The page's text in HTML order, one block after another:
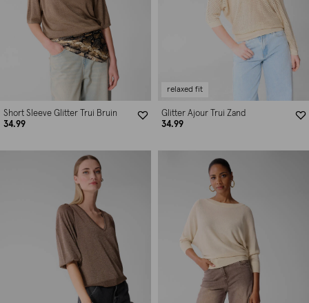
Short Sleeve Glitter Trui Bruin
34.99
relaxed fit
Glitter Ajour Trui Zand
34.99